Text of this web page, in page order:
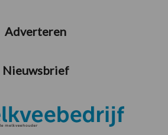
Adverteren
Nieuwsbrief